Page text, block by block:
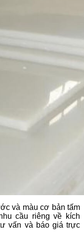
và màu cơ bản tấm
cầu riêng về kích
vấn và báo giá trực